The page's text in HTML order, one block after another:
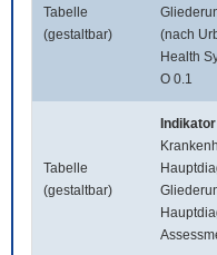
Tabelle
(gestaltbar)
(nach
Health
O 0.1
Tabelle
(gestaltbar)